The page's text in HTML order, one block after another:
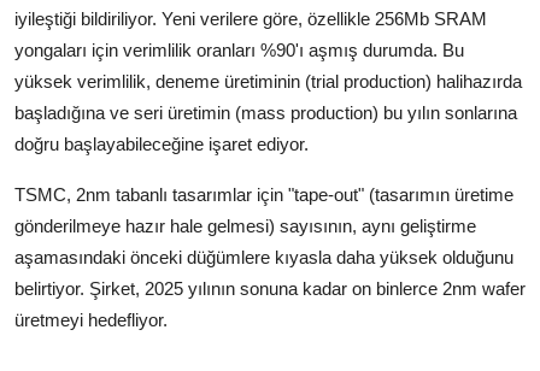
iyileştiği bildiriliyor. Yeni verilere göre, özellikle 256Mb SRAM
yongaları için verimlilik oranları %90'ı aşmış durumda. Bu
yüksek verimlilik, deneme üretiminin (trial production) halihazırda
başladığına ve seri üretimin (mass production) bu yılın sonlarına
doğru başlayabileceğine işaret ediyor.
TSMC, 2nm tabanlı tasarımlar için "tape-out" (tasarımın üretime
gönderilmeye hazır hale gelmesi) sayısının, aynı geliştirme
aşamasındaki önceki düğümlere kıyasla daha yüksek olduğunu
belirtiyor. Şirket, 2025 yılının sonuna kadar on binlerce 2nm wafer
üretmeyi hedefliyor.